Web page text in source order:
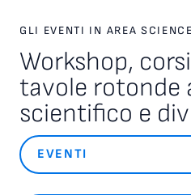
GLI EVENTI IN AREA
Workshop,
tavole rotonde
scientifico e
EVENTI